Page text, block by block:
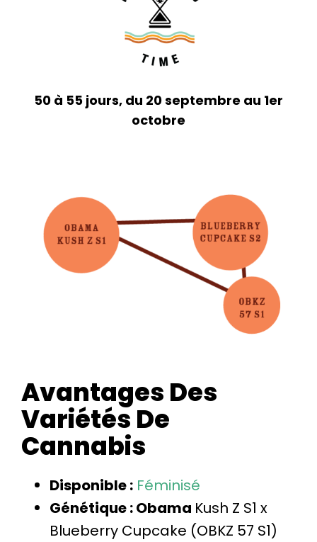
50 à 55 jours, du 20 septembre au 1er
octobre
Avantages Des
Variétés De
Cannabis
Disponible : Féminisé
Génétique : Obama Kush Z S1 x
Blueberry Cupcake (OBKZ 57 S1)